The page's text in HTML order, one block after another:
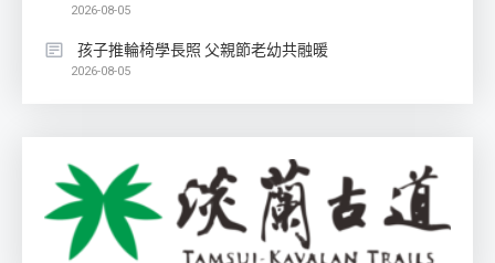
2026-08-05
孩子推輪椅學長照 父親節老幼共融暖
2026-08-05